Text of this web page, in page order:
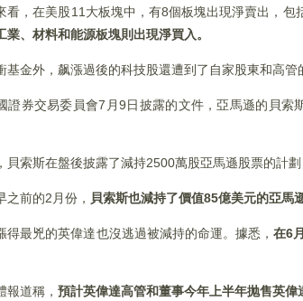
看，在美股11大板塊中，有8個板塊出現淨賣出，
業、材料和能源板塊則出現淨買入。
基金外，飙漲過後的科技股還遭到了自家股東和高管
證券交易委員會7月9日披露的文件，亞馬遜的貝
貝索斯在盤後披露了減持2500萬股亞馬遜股票的計劃
之前的2月份， 貝索斯也減持了價值85億美元的亞馬
得最兇的英偉達也沒逃過被減持的命運。據悉，在6
報道稱， 預計英偉達高管和董事今年上半年抛售英偉